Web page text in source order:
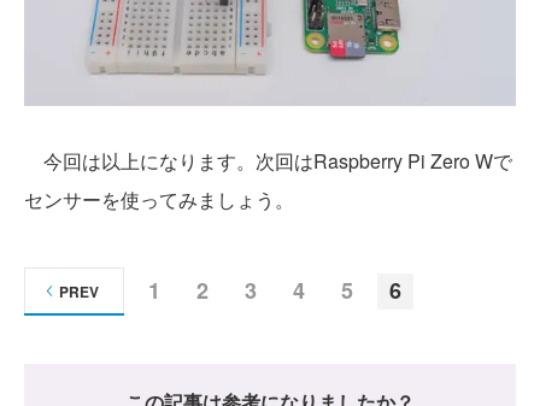
今回は以上になります。次回はRaspberry Pi Zero Wで
センサーを使ってみましょう。
1 2 3 4 5 6
PREV